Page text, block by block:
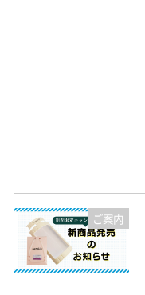
ご案内